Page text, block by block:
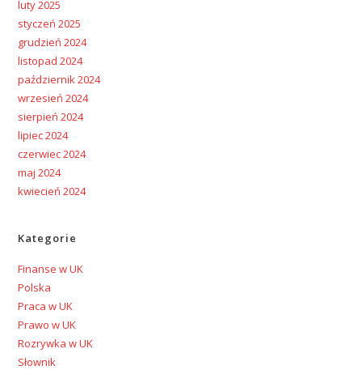
luty 2025
styczeń 2025
grudzień 2024
listopad 2024
październik 2024
wrzesień 2024
sierpień 2024
lipiec 2024
czerwiec 2024
maj 2024
kwiecień 2024
Kategorie
Finanse w UK
Polska
Praca w UK
Prawo w UK
Rozrywka w UK
Słownik